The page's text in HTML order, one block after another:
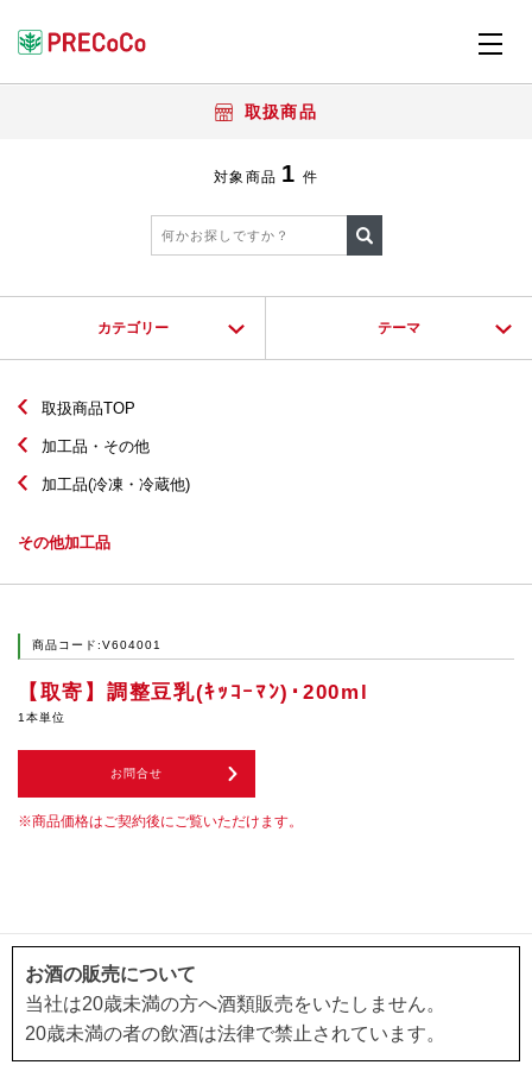
取扱商品
対象商品 1 件
カテゴリー テーマ
取扱商品TOP
加工品・その他
加工品(冷凍・冷蔵他)
その他加工品
商品コード:V604001
【取寄】調整豆乳(ｷｯｺｰﾏﾝ)･200ml
1本単位
お問合せ
商品価格はご契約後にご覧いただけます。
お酒の販売について
当社は20歳未満の方へ酒類販売をいたしません。
20歳未満の者の飲酒は法律で禁止されています。